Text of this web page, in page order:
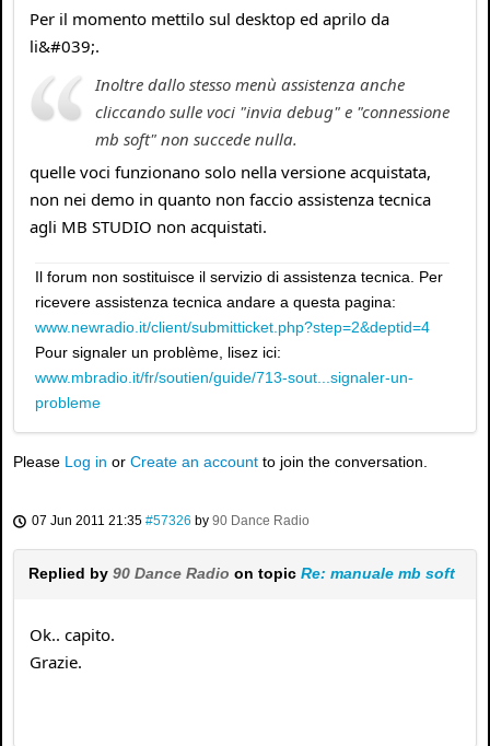
Per il momento mettilo sul desktop ed aprilo da
li&#039;.
Inoltre dallo stesso menù assistenza anche
cliccando sulle voci "invia debug" e "connessione
mb soft" non succede nulla.
quelle voci funzionano solo nella versione acquistata,
non nei demo in quanto non faccio assistenza tecnica
agli MB STUDIO non acquistati.
Il forum non sostituisce il servizio di assistenza tecnica. Per
ricevere assistenza tecnica andare a questa pagina:
www.newradio.it/client/submitticket.php?step=2&deptid=4
Pour signaler un problème, lisez ici:
www.mbradio.it/fr/soutien/guide/713-sout...signaler-un-
probleme
Please Log in or Create an account to join the conversation.
07 Jun 2011 21:35 #57326 by 90 Dance Radio
Replied by 90 Dance Radio on topic Re: manuale mb soft
Ok.. capito.
Grazie.